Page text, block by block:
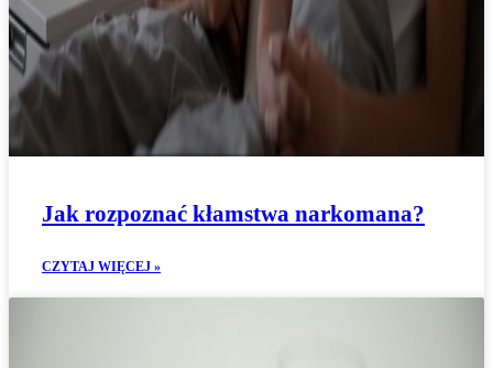
Jak rozpoznać kłamstwa narkomana?
CZYTAJ WIĘCEJ »